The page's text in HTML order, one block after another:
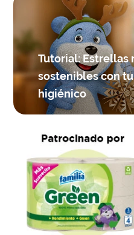
Tutorial: Estrellas
sostenibles con
higiénico